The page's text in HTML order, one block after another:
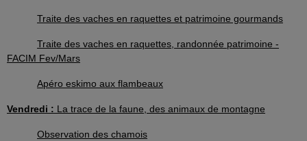
Traite des vaches en raquettes et patrimoine gourmands
Traite des vaches en raquettes, randonnée patrimoine -
FACIM Fev/Mars
Apéro eskimo aux flambeaux
Vendredi : La trace de la faune, des animaux de montagne
Observation des chamois